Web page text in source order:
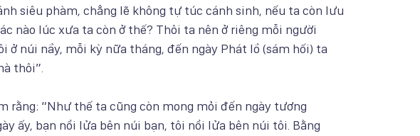
siêu phàm, chẳng lẽ không tự túc cánh sinh, nếu ta còn lưu
nào lúc xưa ta còn ở thế? Thôi ta nên ở riêng mỗi người
ở núi nầy, mỗi kỳ nữa tháng, đến ngày Phát lồ (sám hối) ta
thôi”.
rằng: “Như thế ta cũng còn mong mỏi đến ngày tương
ấy, bạn nổi lửa bên núi bạn, tôi nổi lửa bên núi tôi. Bằng